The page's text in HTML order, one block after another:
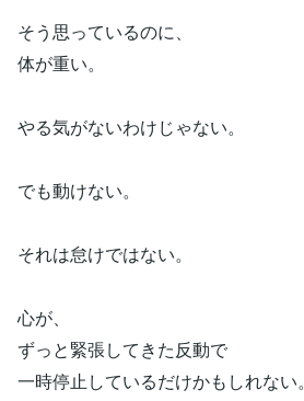
そう思っているのに、
体が重い。
やる気がないわけじゃない。
でも動けない。
それは怠けではない。
心が、
ずっと緊張してきた反動で
一時停止しているだけかもしれない。